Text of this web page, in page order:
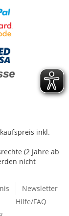
inkl.
(2 Jahre ab
nicht
Newsletter
Hilfe/FAQ